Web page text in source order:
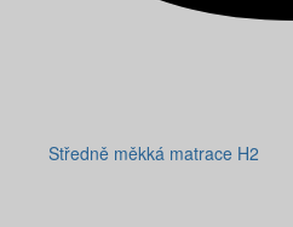
Středně měkká matrace H2